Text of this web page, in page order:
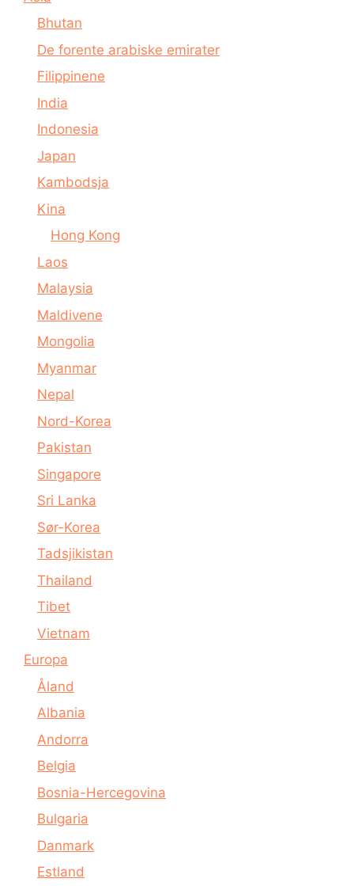
Bhutan
De forente arabiske emirater
Filippinene
India
Indonesia
Japan
Kambodsja
Kina
Hong Kong
Laos
Malaysia
Maldivene
Mongolia
Myanmar
Nepal
Nord-Korea
Pakistan
Singapore
Sri Lanka
Sør-Korea
Tadsjikistan
Thailand
Tibet
Vietnam
Europa
Åland
Albania
Andorra
Belgia
Bosnia-Hercegovina
Bulgaria
Danmark
Estland